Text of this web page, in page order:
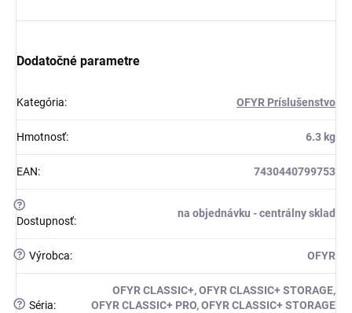
Dodatočné parametre
Kategória: OFYR Príslušenstvo
Hmotnosť: 6.3 kg
EAN: 7430440799753
?
Dostupnosť:
na objednávku - centrálny sklad
? Výrobca: OFYR
? Séria:
OFYR CLASSIC+, OFYR CLASSIC+ STORAGE,
OFYR CLASSIC+ PRO, OFYR CLASSIC+ STORAGE